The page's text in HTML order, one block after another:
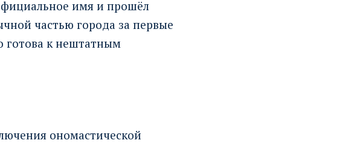
имя и прошёл
частью города за первые
готова к нештатным
ономастической